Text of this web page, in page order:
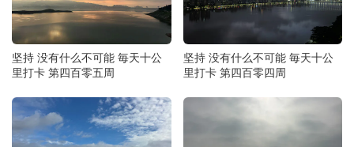
坚持 没有什么不可能 毎天十公
里打卡 第四百零五周
坚持 没有什么不可能 毎天十公
里打卡 第四百零四周